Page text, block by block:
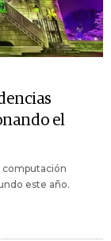
el
computación
este año.